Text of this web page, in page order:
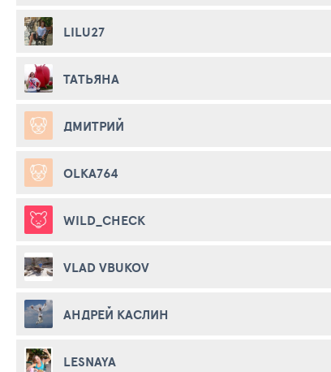
LILU27
ТАТЬЯНА
ДМИТРИЙ
OLKA764
WILD_CHECK
VLAD VBUKOV
АНДРЕЙ КАСЛИН
LESNAYA